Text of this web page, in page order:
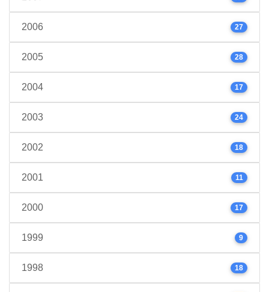
2006 27
2005 28
2004 17
2003 24
2002 18
2001 11
2000 17
1999 9
1998 18